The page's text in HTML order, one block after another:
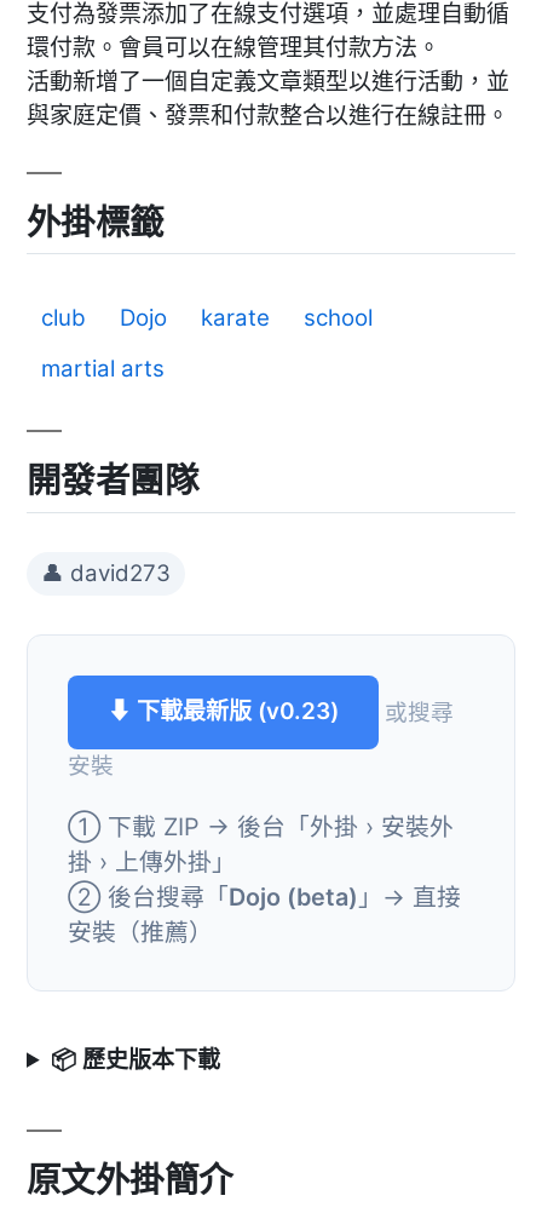
支付為發票添加了在線支付選項，並處理自動循
環付款。會員可以在線管理其付款方法。
活動新增了一個自定義文章類型以進行活動，並
與家庭定價、發票和付款整合以進行在線註冊。
外掛標籤
club Dojo karate
school
martial arts
開發者團隊
👤 david273
⬇ 下載最新版 (v0.23)
或搜尋
安裝
① 下載 ZIP → 後台「外掛 › 安裝外
掛 › 上傳外掛」
② 後台搜尋「Dojo (beta) 」→ 直接
安裝（推薦）
📦 歷史版本下載
原文外掛簡介